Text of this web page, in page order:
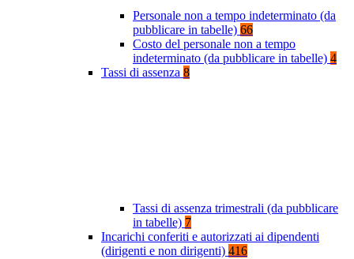
Personale non a tempo indeterminato (da
pubblicare in tabelle) 66
Costo del personale non a tempo
indeterminato (da pubblicare in tabelle) 4
Tassi di assenza 8
Tassi di assenza trimestrali (da pubblicare
in tabelle) 7
Incarichi conferiti e autorizzati ai dipendenti
(dirigenti e non dirigenti) 416